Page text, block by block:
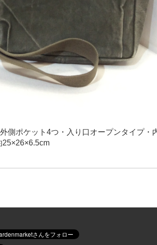
側ポケット4つ・入り口オープンタイプ・
25×26×6.5cm